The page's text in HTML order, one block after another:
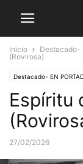
Inicio Destacado-
(Rovirosa)
Destacado- EN
Espíritu
27/02/2026